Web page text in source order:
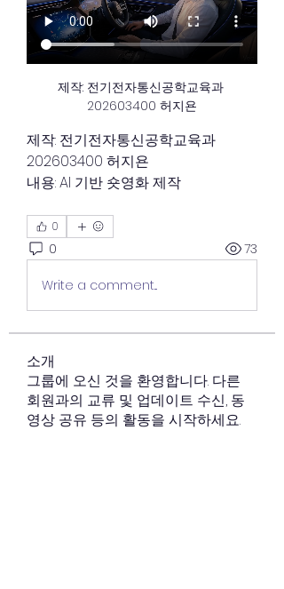
제작: 전기전자통신공학교육과
202603400 허지욘
제작: 전기전자통신공학교육과
202603400 허지욘
내용: AI 기반 숏영화 제작
0
0 73
Write a comment...
소개
그룹에 오신 것을 환영합니다. 다른
회원과의 교류 및 업데이트 수신, 동
영상 공유 등의 활동을 시작하세요.